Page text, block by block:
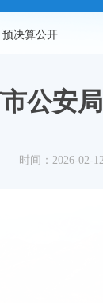
预决算公开
公安
时间：2026-02-